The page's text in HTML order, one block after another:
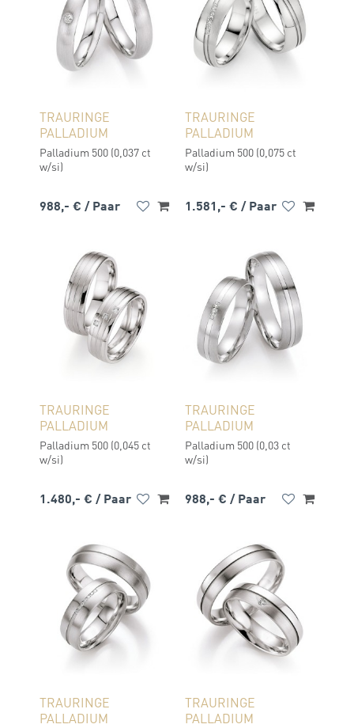
TRAURINGE
PALLADIUM
Palladium 500 (0,037 ct
w/si)
988,- € / Paar
TRAURINGE
PALLADIUM
Palladium 500 (0,075 ct
w/si)
1.581,- € / Paar
TRAURINGE
PALLADIUM
Palladium 500 (0,045 ct
w/si)
1.480,- € / Paar
TRAURINGE
PALLADIUM
Palladium 500 (0,03 ct
w/si)
988,- € / Paar
TRAURINGE
PALLADIUM
TRAURINGE
PALLADIUM